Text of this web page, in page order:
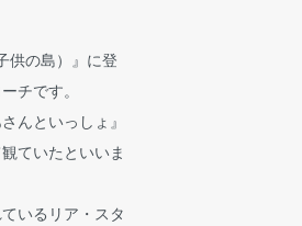
供の島）』に登
チです。
んといっしょ』
ていたといいま
いるリア・スタ